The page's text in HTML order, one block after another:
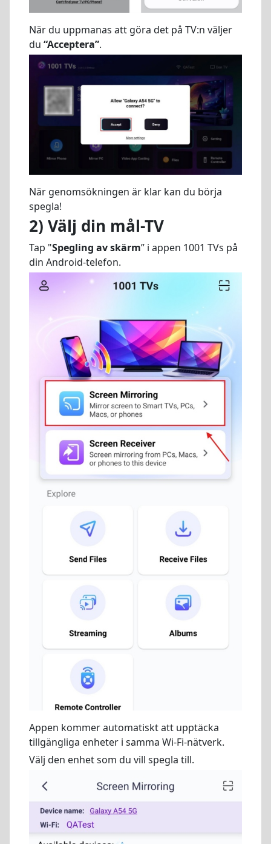
När du uppmanas att göra det på TV:n väljer
du “Acceptera”.
När genomsökningen är klar kan du börja
spegla!
2) Välj din mål-TV
Tap "Spegling av skärm” i appen 1001 TVs på
din Android-telefon.
Appen kommer automatiskt att upptäcka
tillgängliga enheter i samma Wi-Fi-nätverk.
Välj den enhet som du vill spegla till.